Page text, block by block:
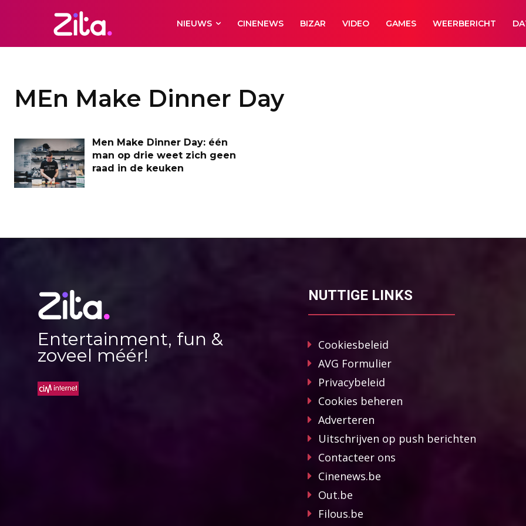
NIEUWS CINENEWS BIZAR VIDEO GAMES WEERBERICHT
MEn Make Dinner Day
Men Make Dinner Day: één
man op drie weet zich geen
raad in de keuken
Entertainment, fun &
zoveel méér!
NUTTIGE LINKS
Cookiesbeleid
AVG Formulier
Privacybeleid
Cookies beheren
Adverteren
Uitschrijven op push berichten
Contacteer ons
Cinenews.be
Out.be
Filous.be